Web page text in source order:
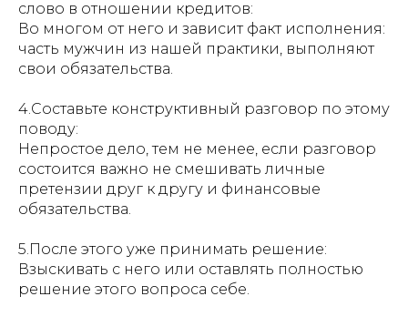
слово в отношении кредитов:
Во многом от него и зависит факт исполнения:
часть мужчин из нашей практики, выполняют
свои обязательства.
4.Составьте конструктивный разговор по этому
поводу:
Непростое дело, тем не менее, если разговор
состоится важно не смешивать личные
претензии друг к другу и финансовые
обязательства.
5.После этого уже принимать решение:
Взыскивать с него или оставлять полностью
решение этого вопроса себе.